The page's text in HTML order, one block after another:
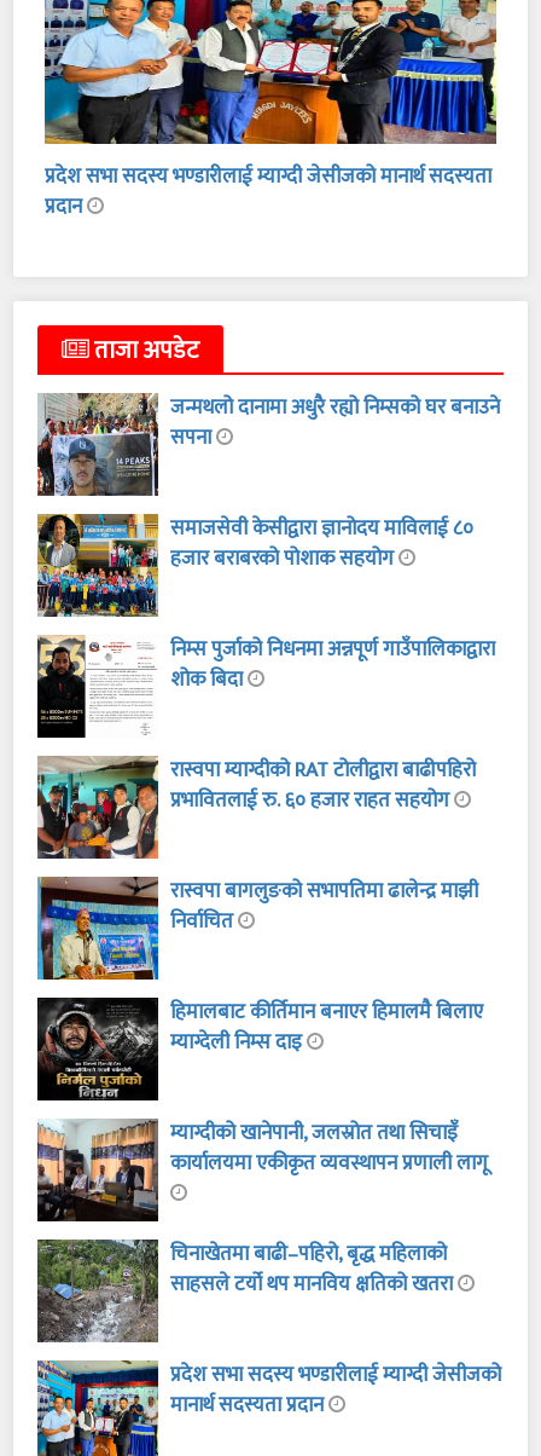
प्रदेश सभा सदस्य भण्डारीलाई म्याग्दी जेसीजको मानार्थ सदस्यता
प्रदान
ताजा अपडेट
जन्मथलो दानामा अधुरै रह्यो निम्सको घर बनाउने
सपना
समाजसेवी केसीद्वारा ज्ञानोदय माविलाई ८०
हजार बराबरको पोशाक सहयोग
निम्स पुर्जाको निधनमा अन्नपूर्ण गाउँपालिकाद्वारा
शोक बिदा
रास्वपा म्याग्दीको RAT टोलीद्वारा बाढीपहिरो
प्रभावितलाई रु. ६० हजार राहत सहयोग
रास्वपा बागलुङको सभापतिमा ढालेन्द्र माझी
निर्वाचित
हिमालबाट कीर्तिमान बनाएर हिमालमै बिलाए
म्याग्देली निम्स दाइ
म्याग्दीको खानेपानी, जलस्रोत तथा सिचाइँ
कार्यालयमा एकीकृत व्यवस्थापन प्रणाली लागू
चिनाखेतमा बाढी–पहिरो, बृद्ध महिलाको
साहसले टर्यो थप मानविय क्षतिको खतरा
प्रदेश सभा सदस्य भण्डारीलाई म्याग्दी जेसीजको
मानार्थ सदस्यता प्रदान